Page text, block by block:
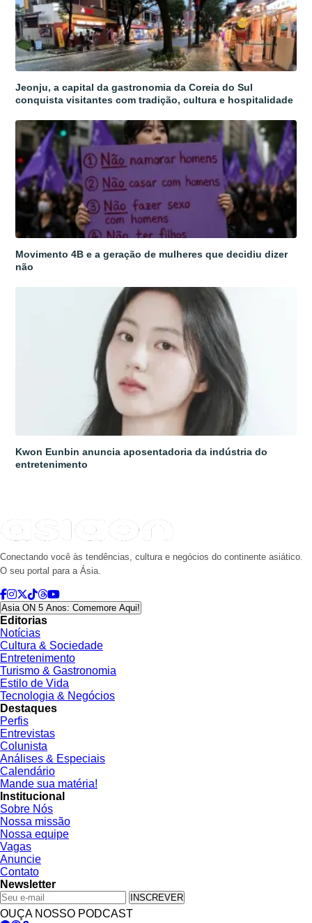
Jeonju, a capital da gastronomia da Coreia do Sul
conquista visitantes com tradição, cultura e hospitalidade
Movimento 4B e a geração de mulheres que decidiu dizer
não
Kwon Eunbin anuncia aposentadoria da indústria do
entretenimento
Conectando você às tendências, cultura e negócios do continente asiático.
O seu portal para a Ásia.
Asia ON 5 Anos: Comemore Aqui!
Editorias
Notícias
Cultura & Sociedade
Entretenimento
Turismo & Gastronomia
Estilo de Vida
Tecnologia & Negócios
Destaques
Perfis
Entrevistas
Colunista
Análises & Especiais
Calendário
Mande sua matéria!
Institucional
Sobre Nós
Nossa missão
Nossa equipe
Vagas
Anuncie
Contato
Newsletter
INSCREVER
OUÇA NOSSO PODCAST